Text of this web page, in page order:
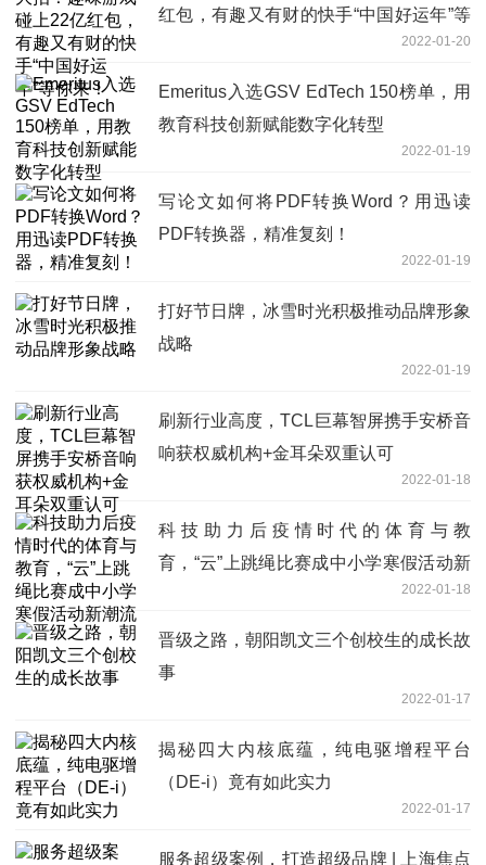
红包，有趣又有财的快手“中国好运年”等
2022-01-20
Emeritus入选GSV EdTech 150榜单，用
教育科技创新赋能数字化转型
2022-01-19
写论文如何将PDF转换Word？用迅读
PDF转换器，精准复刻！
2022-01-19
打好节日牌，冰雪时光积极推动品牌形象
战略
2022-01-19
刷新行业高度，TCL巨幕智屏携手安桥音
响获权威机构+金耳朵双重认可
2022-01-18
科技助力后疫情时代的体育与教
育，“云”上跳绳比赛成中小学寒假活动新
2022-01-18
晋级之路，朝阳凯文三个创校生的成长故
事
2022-01-17
揭秘四大内核底蕴，纯电驱增程平台
（DE-i）竟有如此实力
2022-01-17
服务超级案例，打造超级品牌 | 上海焦点